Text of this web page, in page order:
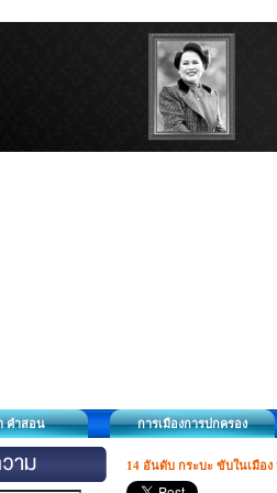
คำสอน การเมืองการปกครอง
14 อันดับ กระบะ ขับในเมือ